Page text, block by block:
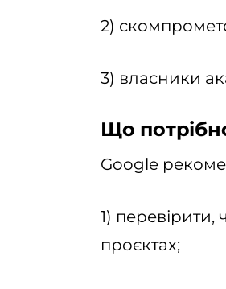
2)
3) власники
Що
Google
1)
проєктах;